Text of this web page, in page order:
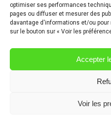
optimiser ses performances
pages ou diffuser et mesurer des
davantage d'informations et/ou
sur le bouton sur « Voir les
Accepter
Voir les
Clôture 62
Garde-corps pas de calais
Mentions Légales